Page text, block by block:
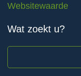
Websitewaarde
Wat zoekt u?